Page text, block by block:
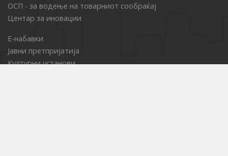
ОСП - за водење на товарниот сообраќај
Центар за иновации
Е-набавки
Јавни претпријатија
Културни установи